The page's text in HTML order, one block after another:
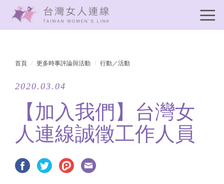
首頁 更多時事評論與活動 行動／活動
2020.03.04
【加入我們】台灣女
人連線誠徵工作人員